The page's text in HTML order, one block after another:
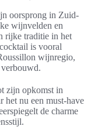
oorsprong in Zuid-
wijnvelden en
rijke traditie in het
is vooral
wijnregio,
zijn opkomst in
het nu een must-have
de charme